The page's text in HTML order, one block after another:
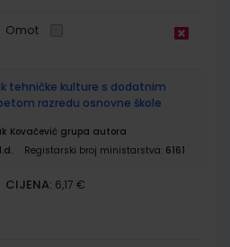
Omot
tehničke kulture s dodatnim
razredu osnovne škole
Kovačević grupa autora
Registarski broj ministarstva: 6161
CIJENA: 6,17 €